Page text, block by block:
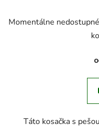
Momentálne
Táto kosačka s